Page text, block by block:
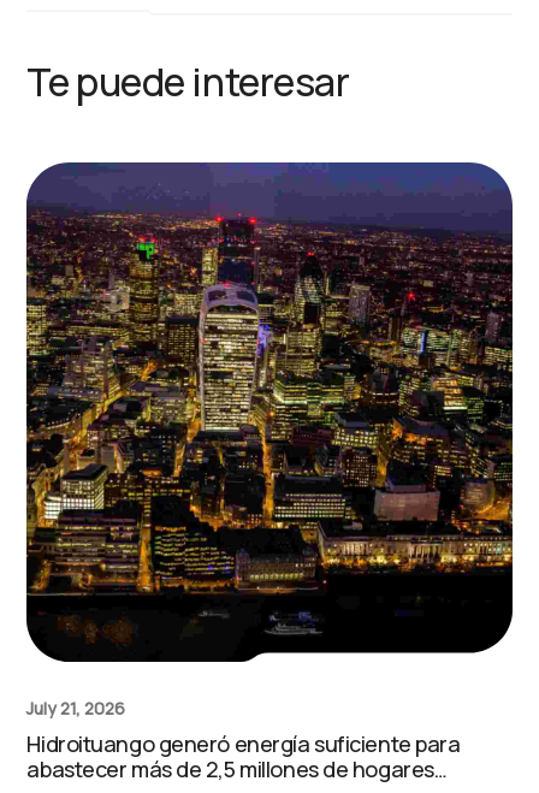
Te puede interesar
July 21, 2026
Hidroituango generó energía suficiente para
abastecer más de 2,5 millones de hogares